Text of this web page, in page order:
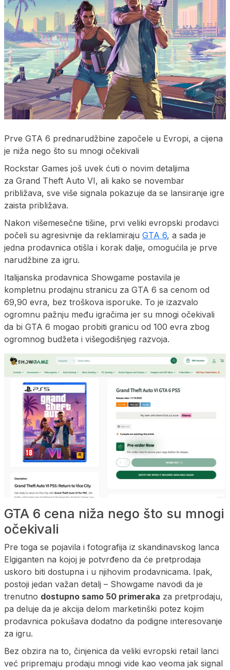
Prve GTA 6 prednarudžbine započele u Evropi, a cijena
je niža nego što su mnogi očekivali
Rockstar Games još uvek ćuti o novim detaljima
za Grand Theft Auto VI, ali kako se novembar
približava, sve više signala pokazuje da se lansiranje igre
zaista približava.
Nakon višemesečne tišine, prvi veliki evropski prodavci
počeli su agresivnije da reklamiraju GTA 6, a sada je
jedna prodavnica otišla i korak dalje, omogućila je prve
narudžbine za igru.
Italijanska prodavnica Showgame postavila je
kompletnu prodajnu stranicu za GTA 6 sa cenom od
69,90 evra, bez troškova isporuke. To je izazvalo
ogromnu pažnju među igračima jer su mnogi očekivali
da bi GTA 6 mogao probiti granicu od 100 evra zbog
ogromnog budžeta i višegodišnjeg razvoja.
GTA 6 cena niža nego što su mnogi
očekivali
Pre toga se pojavila i fotografija iz skandinavskog lanca
Elgiganten na kojoj je potvrđeno da će pretprodaja
uskoro biti dostupna i u njihovim prodavnicama. Ipak,
postoji jedan važan detalj – Showgame navodi da je
trenutno dostupno samo 50 primeraka za pretprodaju,
pa deluje da je akcija delom marketinški potez kojim
prodavnica pokušava dodatno da podigne interesovanje
za igru.
Bez obzira na to, činjenica da veliki evropski retail lanci
već pripremaju prodaju mnogi vide kao veoma jak signal